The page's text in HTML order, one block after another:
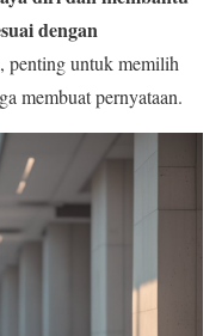
dengan
penting untuk memilih
membuat pernyataan.